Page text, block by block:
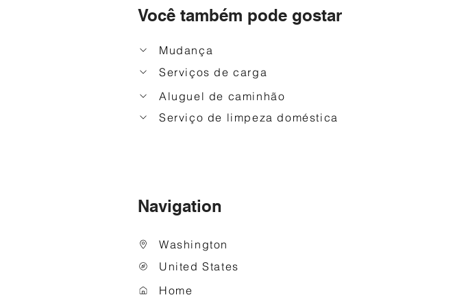
Você também pode gostar
Mudança
Serviços de carga
Aluguel de caminhão
Serviço de limpeza doméstica
Navigation
Washington
United States
Home